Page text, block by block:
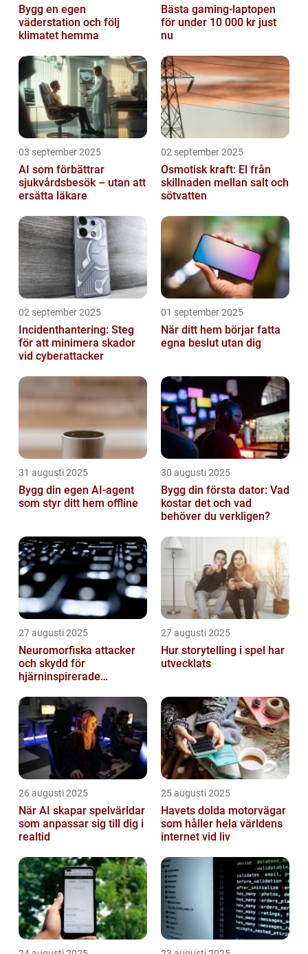
Bygg en egen
väderstation och följ
klimatet hemma
Bästa gaming-laptopen
för under 10 000 kr just
nu
03 september 2025
AI som förbättrar
sjukvårdsbesök – utan att
ersätta läkare
02 september 2025
Osmotisk kraft: El från
skillnaden mellan salt och
sötvatten
02 september 2025
Incidenthantering: Steg
för att minimera skador
vid cyberattacker
01 september 2025
När ditt hem börjar fatta
egna beslut utan dig
31 augusti 2025
Bygg din egen AI-agent
som styr ditt hem offline
30 augusti 2025
Bygg din första dator: Vad
kostar det och vad
behöver du verkligen?
27 augusti 2025
Neuromorfiska attacker
och skydd för
hjärninspirerade
27 augusti 2025
Hur storytelling i spel har
utvecklats
26 augusti 2025
När AI skapar spelvärldar
som anpassar sig till dig i
realtid
25 augusti 2025
Havets dolda motorvägar
som håller hela världens
internet vid liv